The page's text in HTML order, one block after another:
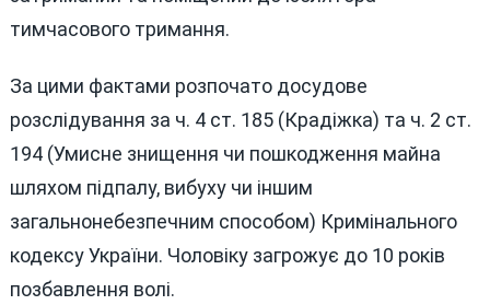
тимчасового тримання.
За цими фактами розпочато досудове
розслідування за ч. 4 ст. 185 (Крадіжка) та ч. 2 ст.
194 (Умисне знищення чи пошкодження майна
шляхом підпалу, вибуху чи іншим
загальнонебезпечним способом) Кримінального
кодексу України. Чоловіку загрожує до 10 років
позбавлення волі.